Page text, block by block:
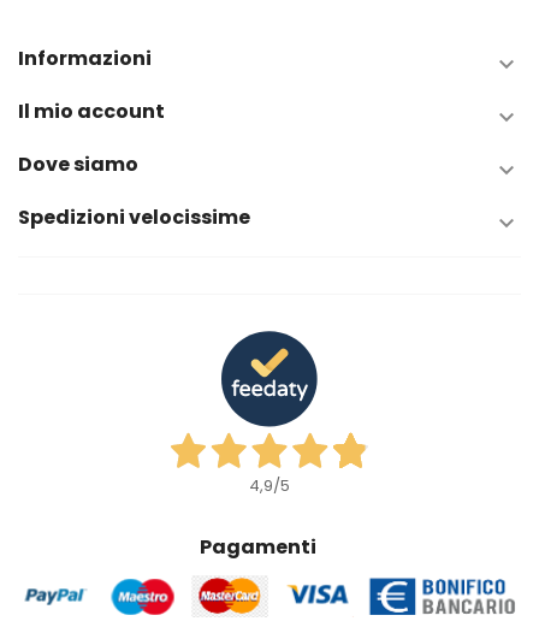
Informazioni 
Il mio account 
Dove siamo 
Spedizioni velocissime 
4,9/5
Pagamenti